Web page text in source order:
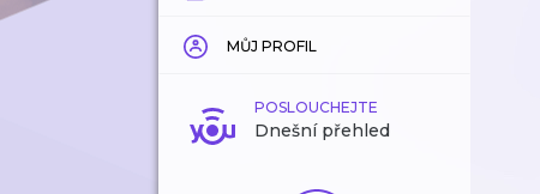
MŮJ PROFIL
POSLOUCHEJTE
Dnešní přehled